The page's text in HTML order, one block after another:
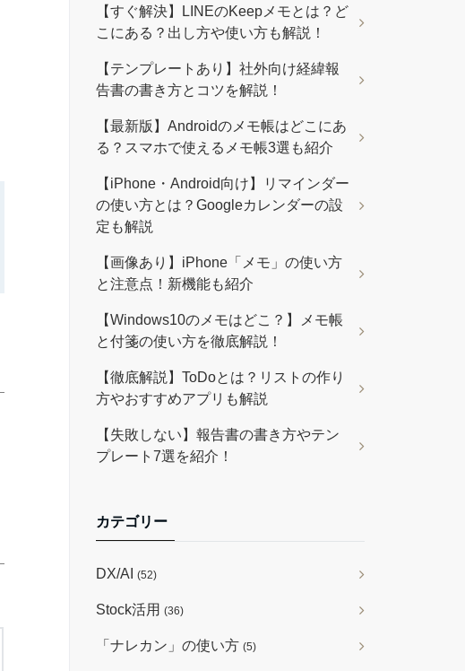
【すぐ解決】LINEのKeepメモとは？ど
こにある？出し方や使い方も解説！
【テンプレートあり】社外向け経緯報
告書の書き方とコツを解説！
【最新版】Androidのメモ帳はどこにあ
る？スマホで使えるメモ帳3選も紹介
【iPhone・Android向け】リマインダー
の使い方とは？Googleカレンダーの設
定も解説
【画像あり】iPhone「メモ」の使い方
と注意点！新機能も紹介
【Windows10のメモはどこ？】メモ帳
と付箋の使い方を徹底解説！
【徹底解説】ToDoとは？リストの作り
方やおすすめアプリも解説
【失敗しない】報告書の書き方やテン
プレート7選を紹介！
カテゴリー
DX/AI (52)
Stock活用 (36)
「ナレカン」の使い方 (5)